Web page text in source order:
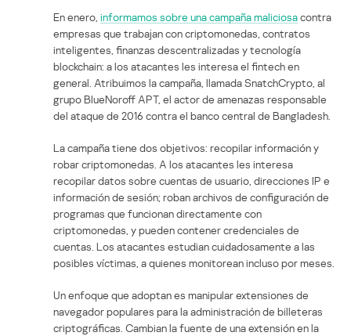
En enero, informamos sobre una campaña maliciosacontra
empresas que trabajan con criptomonedas, contratos
inteligentes, finanzas descentralizadas y tecnología
blockchain: a los atacantes les interesa el fintech en
general. Atribuimos la campaña, llamada SnatchCrypto, al
grupo BlueNoroff APT, el actor de amenazas responsable
del ataque de 2016 contra el banco central de Bangladesh.
La campaña tiene dos objetivos: recopilar información y
robar criptomonedas. A los atacantes les interesa
recopilar datos sobre cuentas de usuario, direcciones IP e
información de sesión; roban archivos de configuración de
programas que funcionan directamente con
criptomonedas, y pueden contener credenciales de
cuentas. Los atacantes estudian cuidadosamente a las
posibles víctimas, a quienes monitorean incluso por meses.
Un enfoque que adoptan es manipular extensiones de
navegador populares para la administración de billeteras
criptográficas. Cambian la fuente de una extensión en la